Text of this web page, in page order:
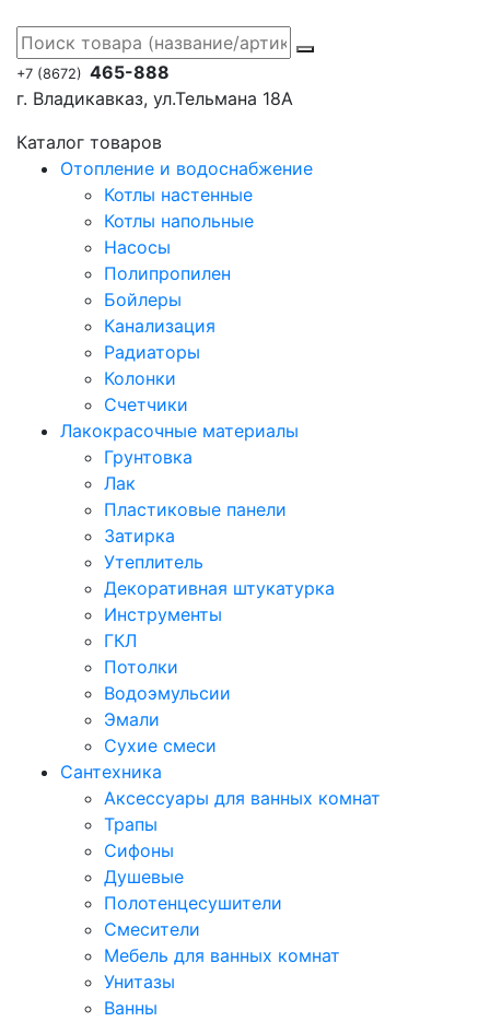
+7 (8672) 465-888
г. Владикавказ, ул.Тельмана 18А
Каталог товаров
Отопление и водоснабжение
Котлы настенные
Котлы напольные
Насосы
Полипропилен
Бойлеры
Канализация
Радиаторы
Колонки
Счетчики
Лакокрасочные материалы
Грунтовка
Лак
Пластиковые панели
Затирка
Утеплитель
Декоративная штукатурка
Инструменты
ГКЛ
Потолки
Водоэмульсии
Эмали
Сухие смеси
Сантехника
Аксессуары для ванных комнат
Трапы
Сифоны
Душевые
Полотенцесушители
Смесители
Мебель для ванных комнат
Унитазы
Ванны